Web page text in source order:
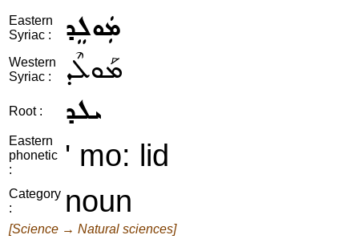
Eastern
Syriac :
ܡܲܘܠܸܕ
Western
Syriac :
ܡܰܘܠܶܕ
Root : ܝܠܕ
Eastern
phonetic
:
' mo: lid
Category
:
noun
[Science → Natural sciences]